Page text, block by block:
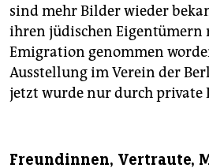
sind mehr Bilder wieder
ihren jüdischen Eigentümern
Emigration genommen
Ausstellung im Verein der
jetzt wurde nur durch private
Freundinnen, Vertraute,